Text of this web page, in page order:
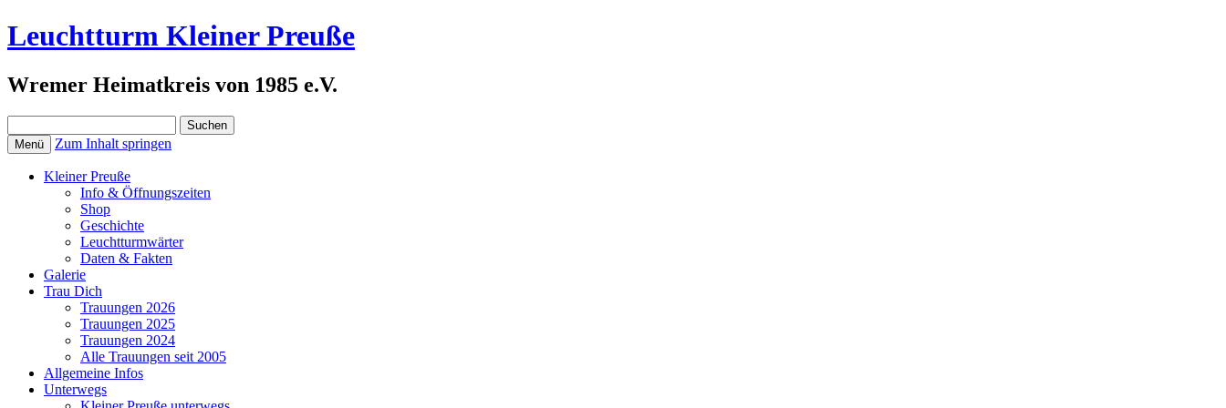
Leuchtturm Kleiner Preuße
Wremer Heimatkreis von 1985 e.V.
nach:
Menü Zum Inhalt springen
Kleiner Preuße
Info & Öffnungszeiten
Shop
Geschichte
Leuchtturmwärter
Daten & Fakten
Galerie
Trau Dich
Trauungen 2026
Trauungen 2025
Trauungen 2024
Alle Trauungen seit 2005
Allgemeine Infos
Unterwegs